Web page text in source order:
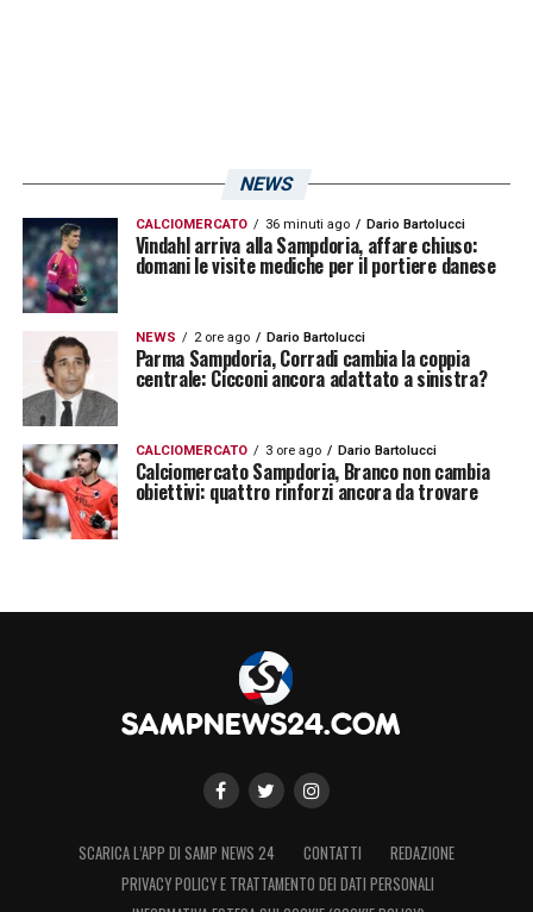
NEWS
CALCIOMERCATO 36 minuti ago Dario Bartolucci
Vindahl arriva alla Sampdoria, affare chiuso:
domani le visite mediche per il portiere danese
NEWS 2 ore ago Dario Bartolucci
Parma Sampdoria, Corradi cambia la coppia
centrale: Cicconi ancora adattato a sinistra?
CALCIOMERCATO 3 ore ago Dario Bartolucci
Calciomercato Sampdoria, Branco non cambia
obiettivi: quattro rinforzi ancora da trovare
SCARICA L’APP DI SAMP NEWS 24 CONTATTI
REDAZIONE
PRIVACY POLICY E TRATTAMENTO DEI DATI PERSONALI